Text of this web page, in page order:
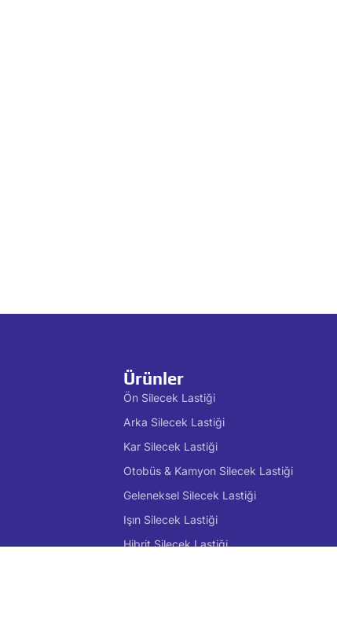
Ürünler
Ön Silecek Lastiği
Arka Silecek Lastiği
Kar Silecek Lastiği
Otobüs & Kamyon Silecek Lastiği
Geleneksel Silecek Lastiği
Işın Silecek Lastiği
Hibrit Silecek Lastiği